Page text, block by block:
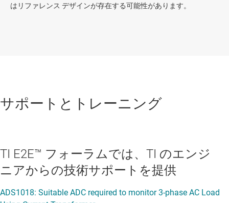
はリファレンス デザインが存在する可能性があります。
サポートとトレーニング
TI E2E™ フォーラムでは、TI のエンジ
ニアからの技術サポートを提供